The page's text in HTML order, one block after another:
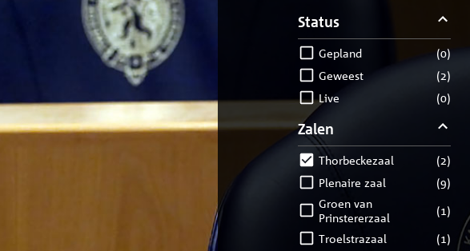
Status
gepland (0)
geweest
(2)
live
(0)
Zalen
Thorbeckezaal (2)
Plenaire zaal
(9)
Groen van
Prinstererzaal
(1 )
Troelstrazaal
(1 )